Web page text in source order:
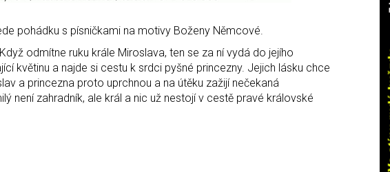
pohádku s písničkami na motivy Boženy Němcové.
odmítne ruku krále Miroslava, ten se za ní vydá do jejího
květinu a najde si cestu k srdci pyšné princezny. Jejich lásku chce
a princezna proto uprchnou a na útěku zažijí nečekaná
není zahradník, ale král a nic už nestojí v cestě pravé královské